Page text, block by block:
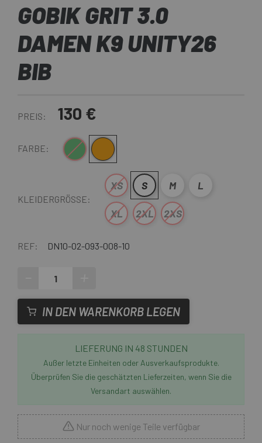
GOBIK GRIT 3.0
DAMEN K9 UNITY26
BIB
PREIS: 130 €
FARBE: DunkelgrünHellbraun
KLEIDERGRÖSSE:
XS S M L
XL 2XL 2XS
REF: DN10-02-093-008-10
IN DEN WARENKORB LEGEN
LIEFERUNG IN 48 STUNDEN
Außer letzte Einheiten oder Ausverkaufsprodukte.
Überprüfen Sie die geschätzten Lieferzeiten, wenn Sie die
Versandart auswählen.
Nur noch wenige Teile verfügbar